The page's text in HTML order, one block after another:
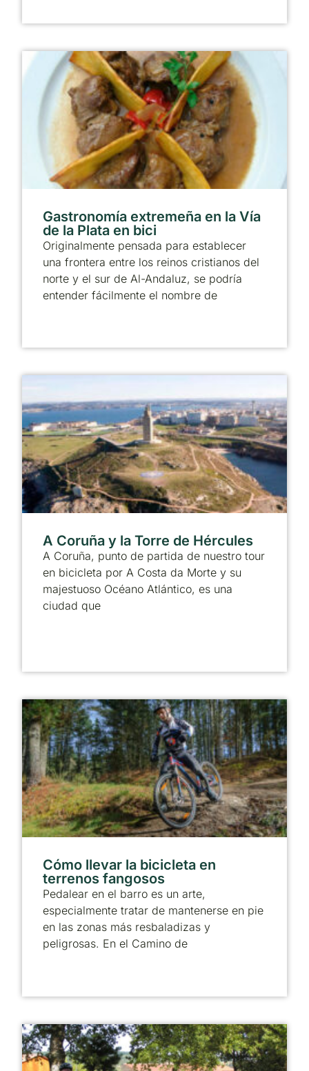
Gastronomía extremeña en la Vía
de la Plata en bici
Originalmente pensada para establecer
una frontera entre los reinos cristianos del
norte y el sur de Al-Andaluz, se podría
entender fácilmente el nombre de
A Coruña y la Torre de Hércules
A Coruña, punto de partida de nuestro tour
en bicicleta por A Costa da Morte y su
majestuoso Océano Atlántico, es una
ciudad que
Cómo llevar la bicicleta en
terrenos fangosos
Pedalear en el barro es un arte,
especialmente tratar de mantenerse en pie
en las zonas más resbaladizas y
peligrosas. En el Camino de